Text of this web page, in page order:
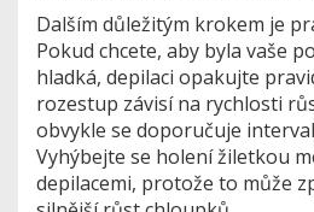
Dalším důležitým krokem je
Pokud chcete, aby byla vaše
hladká, depilaci opakujte
rozestup závisí na rychlosti
obvykle se doporučuje
Vyhýbejte se holení žiletkou
depilacemi, protože to může